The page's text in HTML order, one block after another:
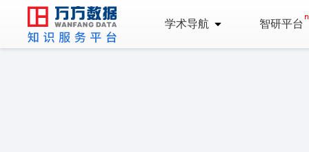
学术导航 智研平台